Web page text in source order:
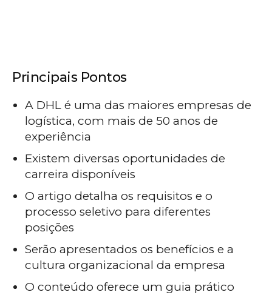
Principais Pontos
A DHL é uma das maiores empresas de
logística, com mais de 50 anos de
experiência
Existem diversas oportunidades de
carreira disponíveis
O artigo detalha os requisitos e o
processo seletivo para diferentes
posições
Serão apresentados os benefícios e a
cultura organizacional da empresa
O conteúdo oferece um guia prático